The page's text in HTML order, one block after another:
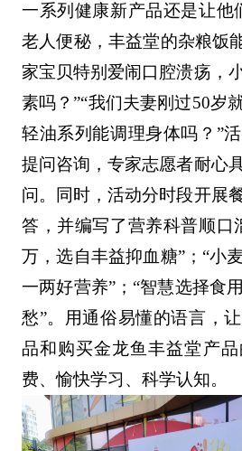
一系列健康新产品还是让他
老人便秘，丰益堂的杂粮饭
家宝贝特别爱闹口腔溃疡，
素吗？”“我们夫妻刚过50岁
轻油系列能调理身体吗？”
提问咨询，专家志愿者耐心
问。同时，活动分时段开展
答，并编写了营养科普顺口
万，选自丰益抑血糖”；“小
一两好营养”；“智慧选择食
愁”。用通俗易懂的语言，
品和购买金龙鱼丰益堂产
费、愉快学习、科学认知。